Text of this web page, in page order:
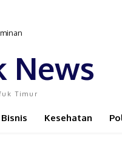
ke Distrik Isim
News
Timur
Kesehatan